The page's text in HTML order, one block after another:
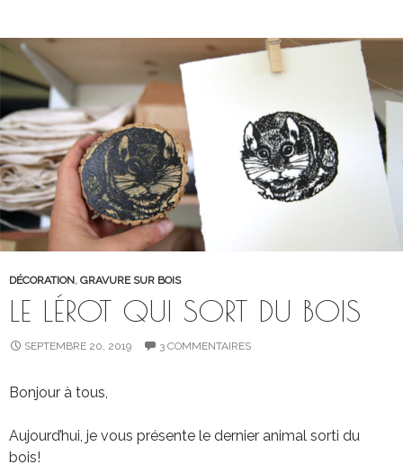
DÉCORATION, GRAVURE SUR BOIS
LE LÉROT QUI SORT DU BOIS
SEPTEMBRE 20, 2019 3 COMMENTAIRES
Bonjour à tous,
Aujourd’hui, je vous présente le dernier animal sorti du
bois!